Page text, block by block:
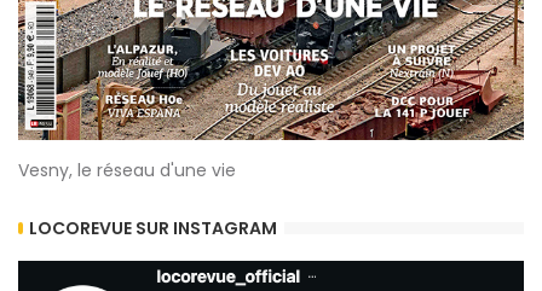
Vesny, le réseau d'une vie
LOCOREVUE SUR INSTAGRAM